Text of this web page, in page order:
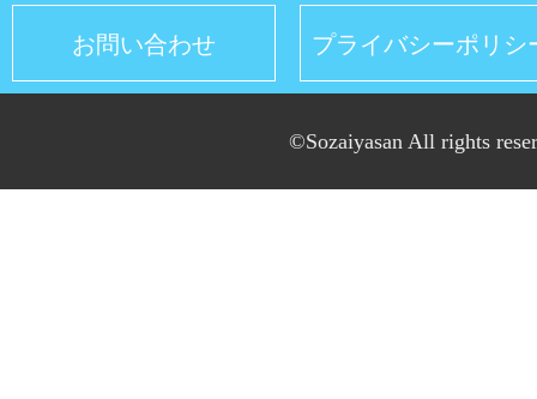
お問い合わせ プライバシーポリシ
©Sozaiyasan All rights